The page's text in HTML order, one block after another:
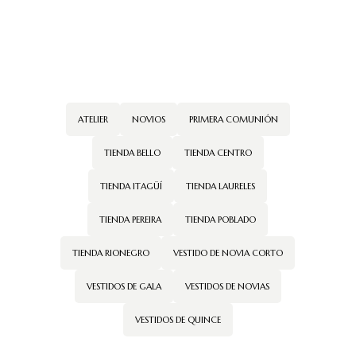
ATELIER NOVIOS PRIMERA COMUNIÓN
TIENDA BELLO TIENDA CENTRO
TIENDA ITAGÜÍ TIENDA LAURELES
TIENDA PEREIRA TIENDA POBLADO
TIENDA RIONEGRO VESTIDO DE NOVIA CORTO
VESTIDOS DE GALA VESTIDOS DE NOVIAS
VESTIDOS DE QUINCE